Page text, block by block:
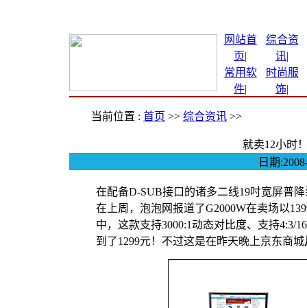
网站首
页|
综合资
讯|
常用软
件|
时尚服
饰|
当前位置 : 首页 >> 综合资讯 >>
就卖12小时
日期
在配备D-SUB接口的诸多二线19吋宽屏普
在上周，泡泡网报道了G2000W在卖场以
中，这款支持3000:1动态对比度、支持4:3/
到了1299元！不过这是在昨天晚上京东商城